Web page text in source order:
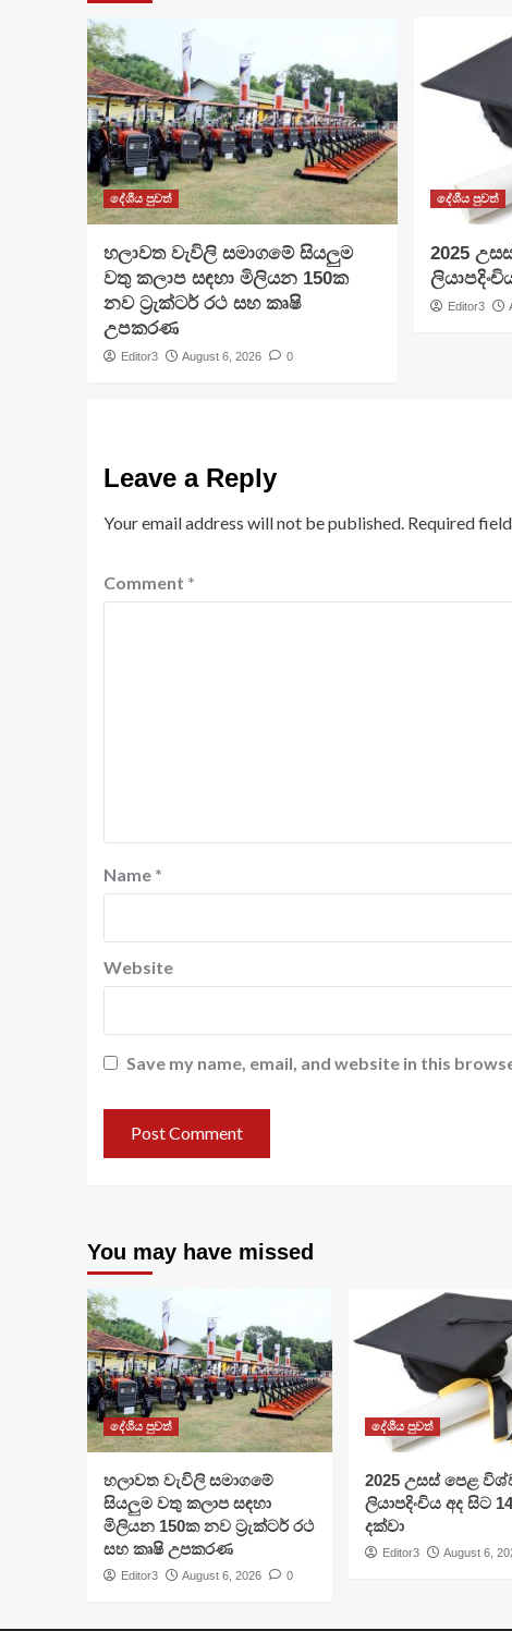
දේශීය පුවත්
හලාවත වැවිලි සමාගමේ සියලුම
වතු කලාප සඳහා මිලියන 150ක
නව ට්‍රැක්ටර් රථ සහ කෘෂි
උපකරණ
Editor3 August 6, 2026 0
දේශීය පුවත්
​2025
Editor3
Leave a Reply
Your email address will not be published. Required
Comment *
Name *
Website
Save my name, email, and website in this
You may have missed
දේශීය පුවත්
හලාවත වැවිලි සමාගමේ
සියලුම වතු කලාප සඳහා
මිලියන 150ක නව ට්‍රැක්ටර් රථ
සහ කෘෂි උපකරණ
Editor3 August 6, 2026 0
දේශීය පුවත්
​2025 උසස් පෙළ
ලියාපදිංචිය අද සිට
දක්වා
Editor3 August 6,